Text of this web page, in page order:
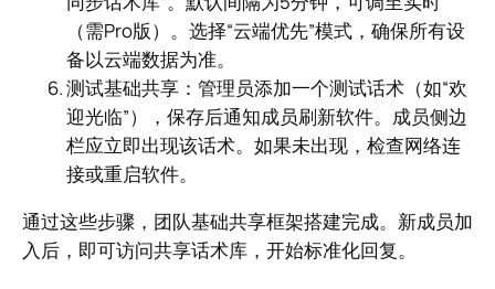
（需Pro版）。选择“云端优先”模式，确保所有设
备以云端数据为准。
测试基础共享：管理员添加一个测试话术（如“欢
迎光临”），保存后通知成员刷新软件。成员侧边
栏应立即出现该话术。如果未出现，检查网络连
接或重启软件。
通过这些步骤，团队基础共享框架搭建完成。新成员加
入后，即可访问共享话术库，开始标准化回复。